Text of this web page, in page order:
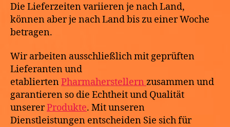
Die Lieferzeiten variieren je nach Land,
können aber je nach Land bis zu einer Woche
betragen.
Wir arbeiten ausschließlich mit geprüften
Lieferanten und
etabliertenPharmaherstellern zusammen und
garantieren so die Echtheit und Qualität
unsererProdukte. Mit unseren
Dienstleistungen entscheiden Sie sich für